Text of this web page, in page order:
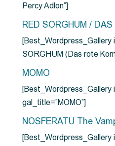
Percy Adlon”]
RED SORGHUM /
[Best_Wordpress_Gallery
SORGHUM (Das rote
MOMO
[Best_Wordpress_Gallery
gal_title=”MOMO”]
NOSFERATU The
[Best_Wordpress_Gallery